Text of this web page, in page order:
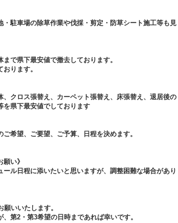
駐車場の除草作業や伐採・剪定・防草シート施工等も見
で県下最安値で撤去しております。
ります。
クロス張替え、カーペット張替え、床張替え、退居後の
を県下最安値でしております
希望、ご要望、ご予算、日程を決めます。
い》
ル日程に添いたいと思いますが、調整困難な場合があり
いいたします。
第2・第3希望の日時まであれば幸いです。